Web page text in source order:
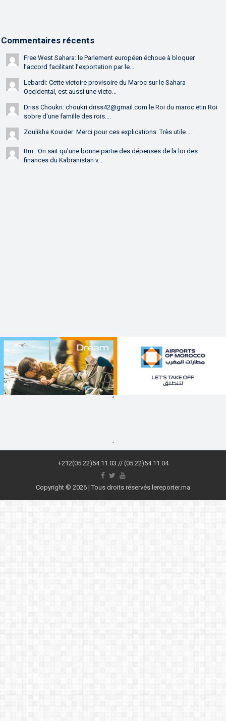
Commentaires récents
Free West Sahara: le Parlement européen échoue à bloquer
l’accord facilitant l’exportation par le...
Lebardi: Cette victoire provisoire du Maroc sur le Sahara
Occidental, est aussi une victo...
Driss Choukri: choukri.driss42@gmail.com le Roi du maroc etin Roi
sobre d'une famille des rois....
Zoulikha Kouider: Merci pour ces explications. Très utile....
Bm.: On sait qu'une bonne partie des dépenses de la loi des
finances du Kabranistan v...
,
,
+212(05.22)54.11.03 // (05.22)54.11.04
Copyright © 2026 | Tous droits réservés lereporter.ma